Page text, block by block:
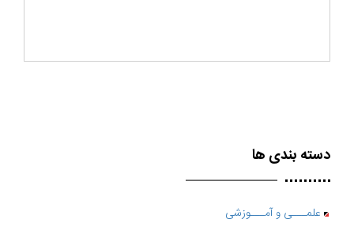
دسته بندی ها
علمـــی و آمـــوزشی